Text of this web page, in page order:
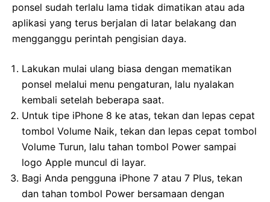
ponsel sudah terlalu lama tidak dimatikan atau ada
aplikasi yang terus berjalan di latar belakang dan
mengganggu perintah pengisian daya.
Lakukan mulai ulang biasa dengan mematikan
ponsel melalui menu pengaturan, lalu nyalakan
kembali setelah beberapa saat.
Untuk tipe iPhone 8 ke atas, tekan dan lepas cepat
tombol Volume Naik, tekan dan lepas cepat tombol
Volume Turun, lalu tahan tombol Power sampai
logo Apple muncul di layar.
Bagi Anda pengguna iPhone 7 atau 7 Plus, tekan
dan tahan tombol Power bersamaan dengan